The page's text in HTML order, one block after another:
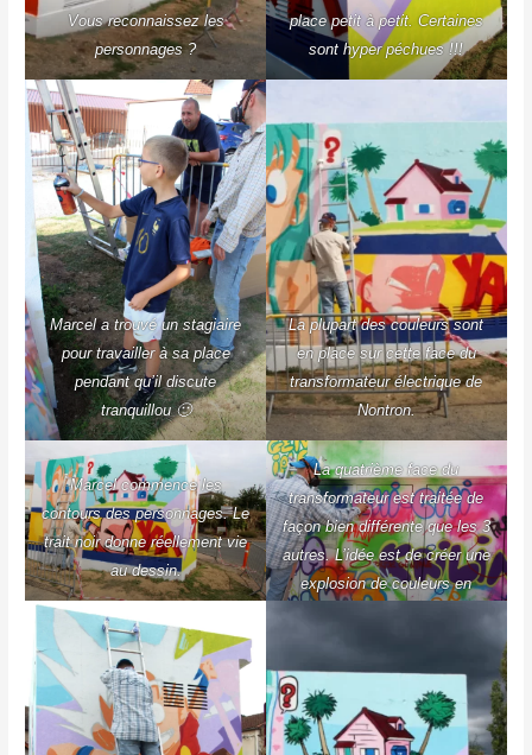
Vous reconnaissez les
personnages ?
place petit à petit. Certaines
sont hyper péchues !!!
Marcel a trouvé un stagiaire
pour travailler à sa place
pendant qu’il discute
tranquillou 🙂
La plupart des couleurs sont
en place sur cette face du
transformateur électrique de
Nontron.
Marcel commence les
contours des personnages. Le
trait noir donne réellement vie
au dessin.
La quatrième face du
transformateur est traitée de
façon bien différente que les 3
autres. L’idée est de créer une
explosion de couleurs en
principaux personnages de la
série.